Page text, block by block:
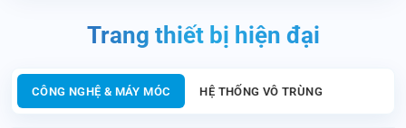
Trang thiết bị hiện đại
CÔNG NGHỆ & MÁY MÓC HỆ THỐNG VÔ TRÙNG